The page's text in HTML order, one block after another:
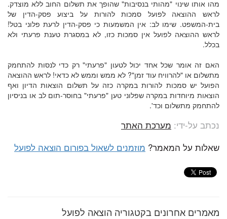
מהו אותו שינוי "מהותי בנסיבות" שהופך את תשלום החוב ללא מוצדק.
לראש ההוצאה לפועל סמכות להורות על ביצוע פסק-הדין של
בית-המשפט. שימו לב: אין המשמעות כי פסק-הדין לרעת פלוני בטל!
לראש ההוצאה לפועל אין סמכות כזו, לא במסגרת טענת פרעתי ולא
בכלל.
האם זה אומר שכל אחד יכול לטעון "פרעתי" רק כדי לנסות להתחמק
מתשלום או "להרוויח עוד זמן"? לא ממש וממש לא כדאי! לראש ההוצאה
הפועל יש סמכות להורות במקרה כזה על תשלום הוצאות הדיון ואף
הוצאות מיוחדות במקרה שפלוני טען "פרעתי" בחוסר-תום לב או בניסיון
להתחמק מתשלום וכד'.
נכתב על-ידי: מערכת האתר
שאלות על המאמר? מוזמנים לשאול בפורום הוצאה לפועל
מאמרים אחרונים בקטגוריה הוצאה לפועל